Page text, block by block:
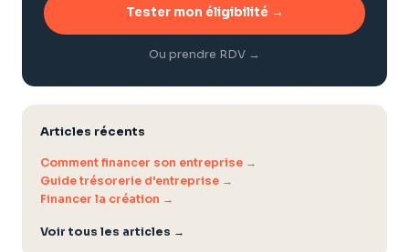
Tester mon éligibilité →
Ou prendre RDV →
Articles récents
Comment financer son entreprise →
Guide trésorerie d'entreprise →
Financer la création →
Voir tous les articles →